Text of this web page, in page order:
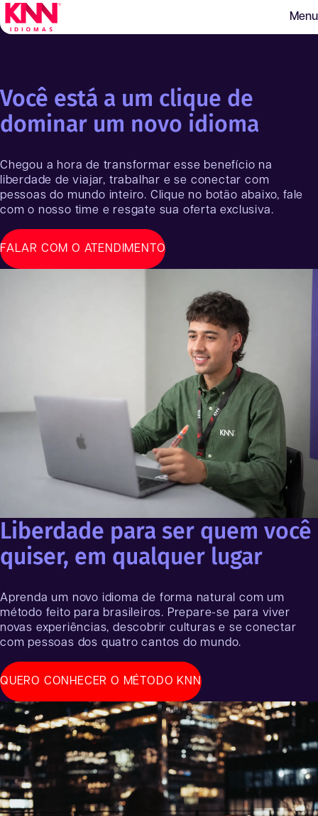
Menu
Você está a um clique de
dominar um novo idioma
Chegou a hora de transformar esse benefício na
liberdade de viajar, trabalhar e se conectar com
pessoas do mundo inteiro. Clique no botão abaixo, fale
com o nosso time e resgate sua oferta exclusiva.
FALAR COM O ATENDIMENTO
Liberdade para ser quem você
quiser, em qualquer lugar
Aprenda um novo idioma de forma natural com um
método feito para brasileiros. Prepare-se para viver
novas experiências, descobrir culturas e se conectar
com pessoas dos quatro cantos do mundo.
QUERO CONHECER O MÉTODO KNN